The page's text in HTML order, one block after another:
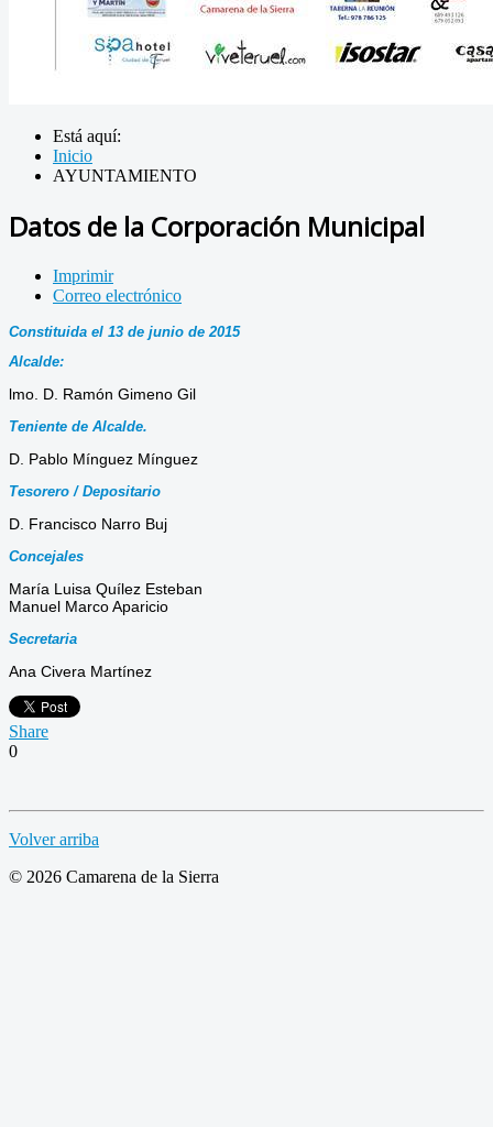
Está aquí:
Inicio
AYUNTAMIENTO
Datos de la Corporación Municipal
Imprimir
Correo electrónico
Constituida el 13 de junio de 2015
Alcalde:
lmo. D. Ramón Gimeno Gil
Teniente de Alcalde.
D. Pablo Mínguez Mínguez
Tesorero / Depositario
D. Francisco Narro Buj
Concejales
María Luisa Quílez Esteban
Manuel Marco Aparicio
Secretaria
Ana Civera Martínez
Share
0
Volver arriba
© 2026 Camarena de la Sierra